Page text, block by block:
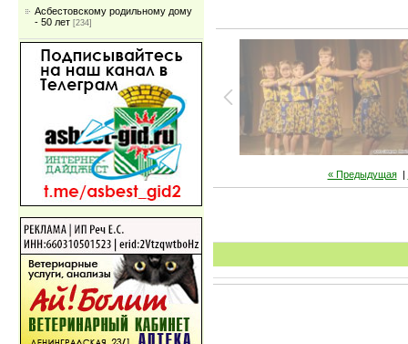
Асбестовскому родильному дому
- 50 лет [234]
« Предыдущая|